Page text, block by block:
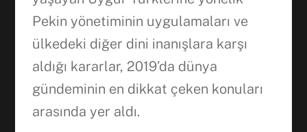
Pekin yönetiminin uygulamaları ve
ülkedeki diğer dini inanışlara karşı
aldığı kararlar, 2019’da dünya
gündeminin en dikkat çeken konuları
arasında yer aldı.